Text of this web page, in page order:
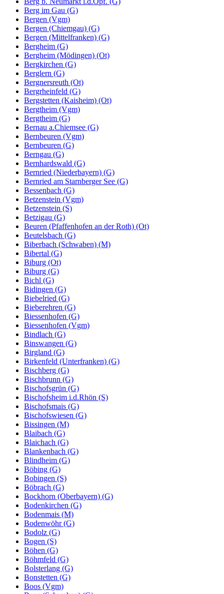
Berg im Gau (G)
Bergen (Vgm)
Bergen (Chiemgau) (G)
Bergen (Mittelfranken) (G)
Bergheim (G)
Bergheim (Mödingen) (Ot)
Bergkirchen (G)
Berglern (G)
Bergnersreuth (Ot)
Bergrheinfeld (G)
Bergstetten (Kaisheim) (Ot)
Bergtheim (Vgm)
Bergtheim (G)
Bernau a.Chiemsee (G)
Bernbeuren (Vgm)
Bernbeuren (G)
Berngau (G)
Bernhardswald (G)
Bernried (Niederbayern) (G)
Bernried am Starnberger See (G)
Bessenbach (G)
Betzenstein (Vgm)
Betzenstein (S)
Betzigau (G)
Beuren (Pfaffenhofen an der Roth) (Ot)
Beutelsbach (G)
Biberbach (Schwaben) (M)
Bibertal (G)
Biburg (Ot)
Biburg (G)
Bichl (G)
Bidingen (G)
Biebelried (G)
Bieberehren (G)
Biessenhofen (G)
Biessenhofen (Vgm)
Bindlach (G)
Binswangen (G)
Birgland (G)
Birkenfeld (Unterfranken) (G)
Bischberg (G)
Bischbrunn (G)
Bischofsgrün (G)
Bischofsheim i.d.Rhön (S)
Bischofsmais (G)
Bischofswiesen (G)
Bissingen (M)
Blaibach (G)
Blaichach (G)
Blankenbach (G)
Blindheim (G)
Böbing (G)
Bobingen (S)
Böbrach (G)
Bockhorn (Oberbayern) (G)
Bodenkirchen (G)
Bodenmais (M)
Bodenwöhr (G)
Bodolz (G)
Bogen (S)
Böhen (G)
Böhmfeld (G)
Bolsterlang (G)
Bonstetten (G)
Boos (Vgm)